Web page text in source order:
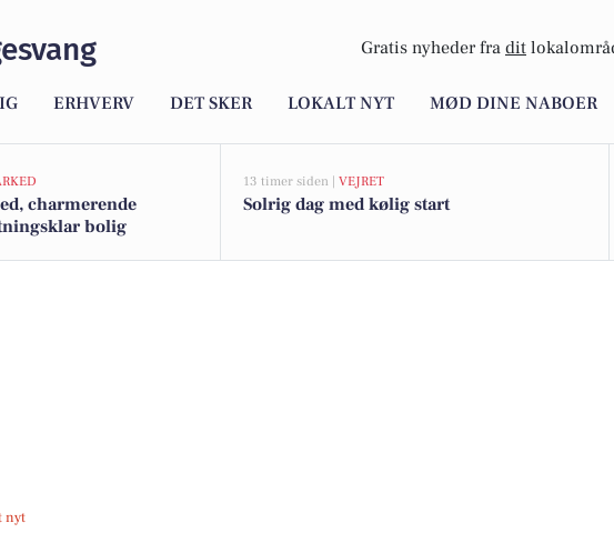
Gratis nyheder fra dit
ERHVERV DET SKER LOKALT NYT MØD DINE NABOER
charmerende
bolig
13 timer siden | VEJRET
Solrig dag med kølig start
nyt Brande sætter fokus på samarbejde mellem frivillige og kommune